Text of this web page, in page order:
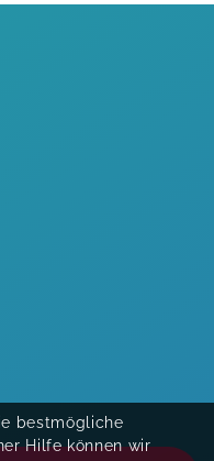
bestmögliche
Hilfe können wir